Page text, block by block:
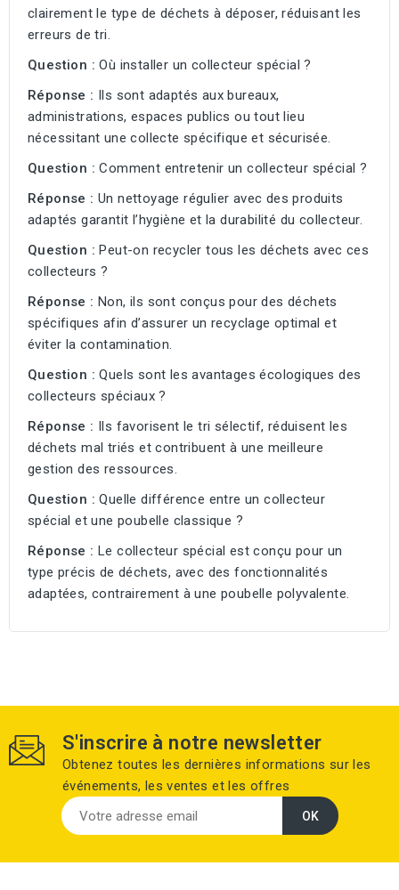
clairement le type de déchets à déposer, réduisant les
erreurs de tri.
Question : Où installer un collecteur spécial ?
Réponse : Ils sont adaptés aux bureaux,
administrations, espaces publics ou tout lieu
nécessitant une collecte spécifique et sécurisée.
Question : Comment entretenir un collecteur spécial ?
Réponse : Un nettoyage régulier avec des produits
adaptés garantit l’hygiène et la durabilité du collecteur.
Question : Peut-on recycler tous les déchets avec ces
collecteurs ?
Réponse : Non, ils sont conçus pour des déchets
spécifiques afin d’assurer un recyclage optimal et
éviter la contamination.
Question : Quels sont les avantages écologiques des
collecteurs spéciaux ?
Réponse : Ils favorisent le tri sélectif, réduisent les
déchets mal triés et contribuent à une meilleure
gestion des ressources.
Question : Quelle différence entre un collecteur
spécial et une poubelle classique ?
Réponse : Le collecteur spécial est conçu pour un
type précis de déchets, avec des fonctionnalités
adaptées, contrairement à une poubelle polyvalente.
S'inscrire à notre newsletter
Obtenez toutes les dernières informations sur les
événements, les ventes et les offres